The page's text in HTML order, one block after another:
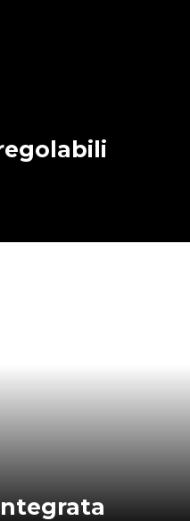
integrata